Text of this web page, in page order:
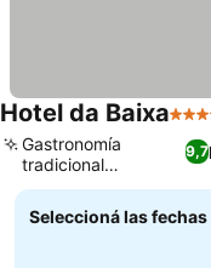
Hotel da Baixa4
9,7
Gastronomía
tradicional
portuguesa
Seleccioná las